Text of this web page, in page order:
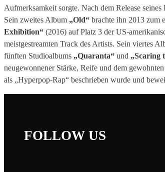
Aufmerksamkeit sorgte. Nach dem Release seines
Sein zweites Album „Old“ brachte ihn 2013 zum
Exhibition“ (2016) auf Platz 3 der US-
meistgestreamten Track des Artists. Sein viertes
fünften Studioalbums „Quaranta“ und „Scaring
neugewonnener Stärke, Reife und dem
als „Hyperpop-Rap“ beschrieben wurde und
FOLLOW US